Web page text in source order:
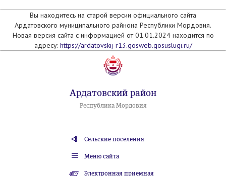
Вы находитесь на старой версии официального сайта
Ардатовского муниципального райнона Республики Мордовия.
Новая версия сайта с информацией от 01.01.2024 находится по
адресу: https://ardatovskij-r13.gosweb.gosuslugi.ru/
Ардатовский район
Республика Мордовия
Сельские поселения
Меню сайта
Электронная приемная